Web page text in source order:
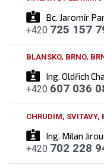
Bc. Jaromír
+420 725 157
Ing. Oldřich
BLANSKO, BRNO,
+420 607 036
Ing. Milan
CHRUDIM, SVITAVY,
+420 702 228